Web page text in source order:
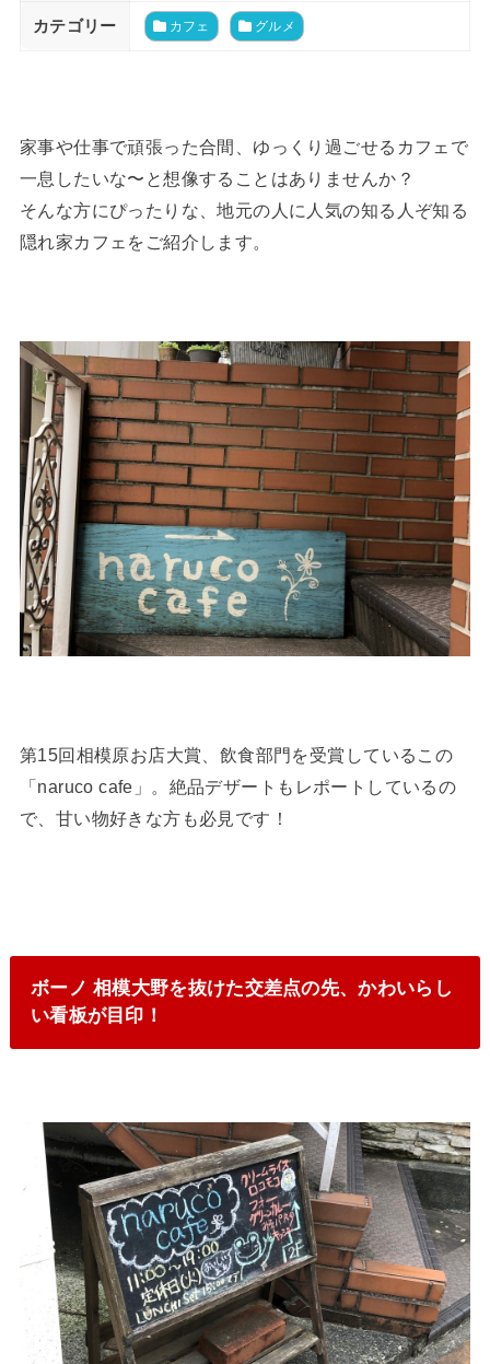
カテゴリー カフェ グルメ
家事や仕事で頑張った合間、ゆっくり過ごせるカフェで
一息したいな〜と想像することはありませんか？
そんな方にぴったりな、地元の人に人気の知る人ぞ知る
隠れ家カフェをご紹介します。
第15回相模原お店大賞、飲食部門を受賞しているこの
「naruco cafe」。絶品デザートもレポートしているの
で、甘い物好きな方も必見です！
ボーノ 相模大野を抜けた交差点の先、かわいらし
い看板が目印！